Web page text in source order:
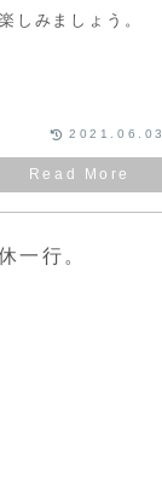
しみましょう。
2021.06.03
一行。